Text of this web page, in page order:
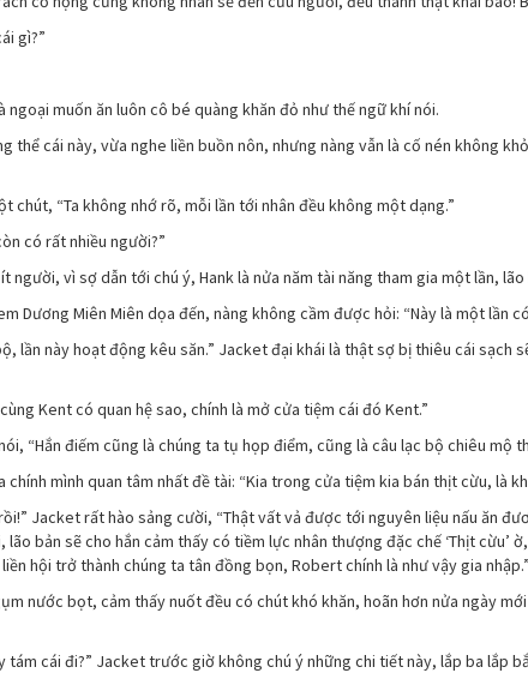
gì?”
ngoại muốn ăn luôn cô bé quàng khăn đỏ như thế ngữ khí nói.
thể cái này, vừa nghe liền buồn nôn, nhưng nàng vẫn là cố nén không
chút, “Ta không nhớ rõ, mỗi lần tới nhân đều không một dạng.”
có rất nhiều người?”
người, vì sợ dẫn tới chú ý, Hank là nửa năm tài năng tham gia một lần, lão
Dương Miên Miên dọa đến, nàng không cầm được hỏi: “Này là một lần
lần này hoạt động kêu săn.” Jacket đại khái là thật sợ bị thiêu cái sạch
Kent có quan hệ sao, chính là mở cửa tiệm cái đó Kent.”
“Hắn điếm cũng là chúng ta tụ họp điểm, cũng là câu lạc bộ chiêu mộ
mình quan tâm nhất đề tài: “Kia trong cửa tiệm kia bán thịt cừu, là
Jacket rất hào sảng cười, “Thật vất vả được tới nguyên liệu nấu ăn
bản sẽ cho hắn cảm thấy có tiềm lực nhân thượng đặc chế ‘Thịt cừu’
hội trở thành chúng ta tân đồng bọn, Robert chính là như vậy gia nhập.”
nước bọt, cảm thấy nuốt đều có chút khó khăn, hoãn hơn nửa ngày
tám cái đi?” Jacket trước giờ không chú ý những chi tiết này, lắp ba lắp